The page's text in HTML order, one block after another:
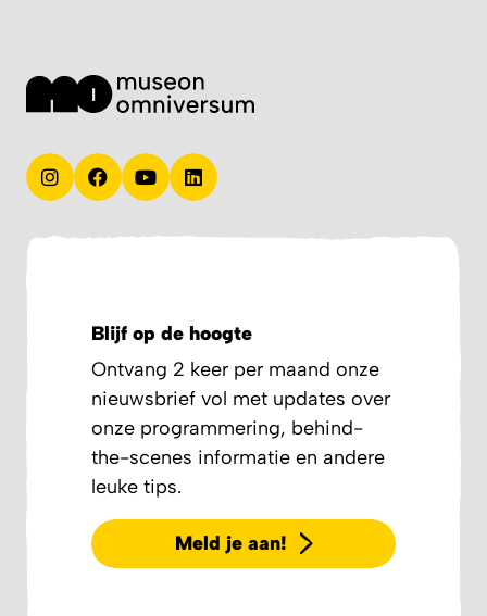
Blijf op de hoogte
Ontvang 2 keer per maand onze
nieuwsbrief vol met updates over
onze programmering, behind-
the-scenes informatie en andere
leuke tips.
Meld je aan!